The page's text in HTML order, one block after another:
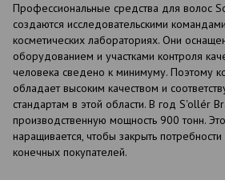
Профессиональные средства для волос
создаются исследовательскими
косметических лабораториях. Они
оборудованием и участками контроля
человека сведено к минимуму. Поэтому
обладает высоким качеством и
стандартам в этой области. В год S'ollér
производственную мощность 900 тонн.
наращивается, чтобы закрыть
конечных покупателей.